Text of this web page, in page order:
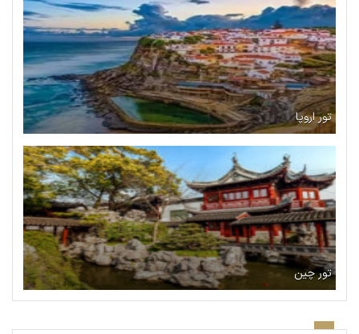
تور اروپا
تور چین